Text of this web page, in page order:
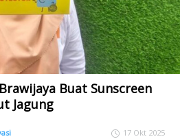
Buat Sunscreen
Jagung
17 Okt 2025